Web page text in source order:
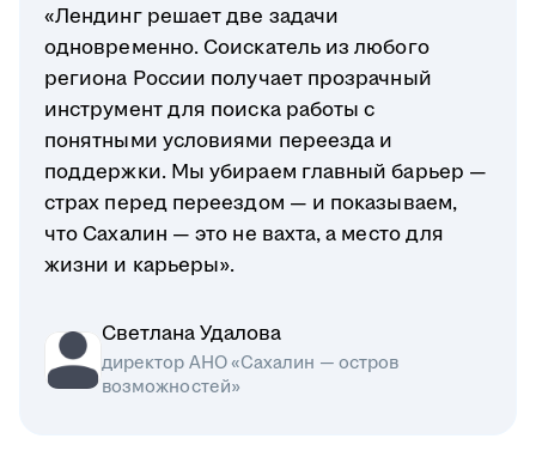
«Лендинг решает две задачи
одновременно. Соискатель из любого
региона России получает прозрачный
инструмент для поиска работы с
понятными условиями переезда и
поддержки. Мы убираем главный барьер —
страх перед переездом — и показываем,
что Сахалин — это не вахта, а место для
жизни и карьеры».
Светлана Удалова
директор АНО «Сахалин — остров
возможностей»